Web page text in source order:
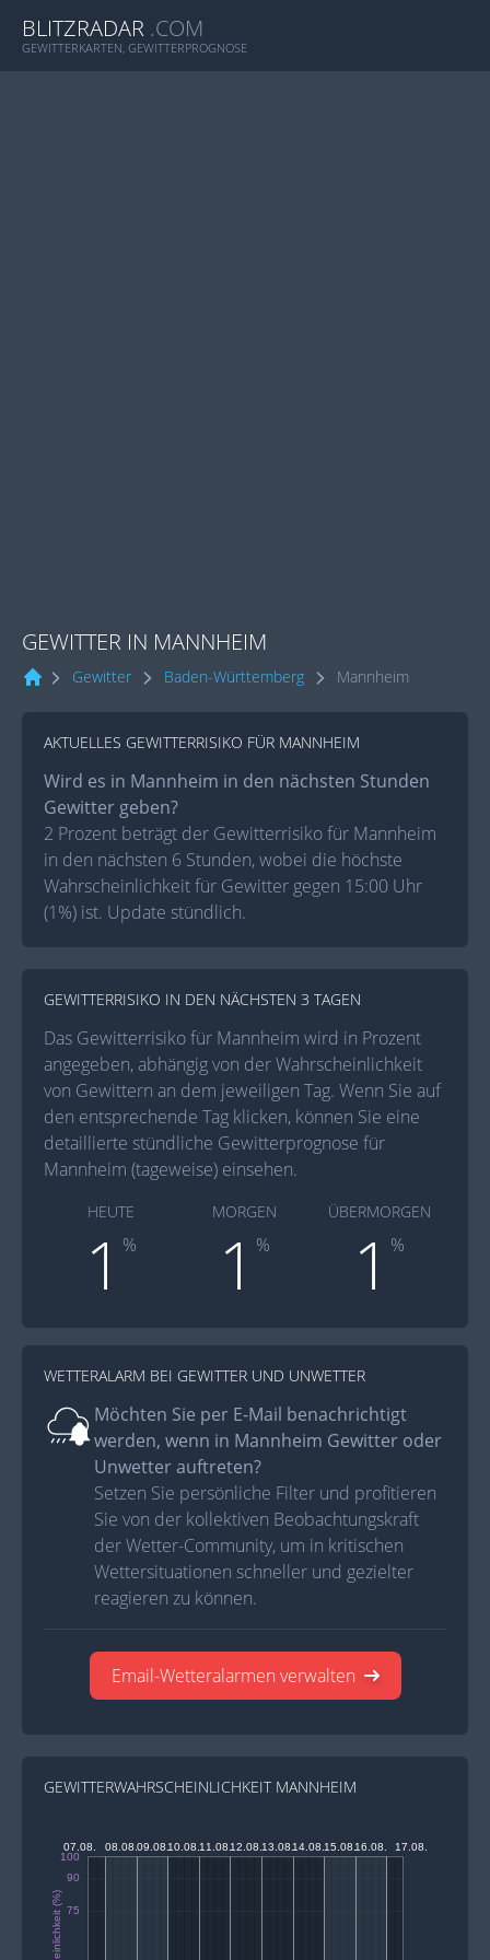
BLITZRADAR .COM
GEWITTERKARTEN, GEWITTERPROGNOSE
GEWITTER IN MANNHEIM
Gewitter Baden-Württemberg Mannheim
AKTUELLES GEWITTERRISIKO FÜR MANNHEIM
Wird es in Mannheim in den nächsten Stunden
Gewitter geben?
2 Prozent beträgt der Gewitterrisiko für Mannheim
in den nächsten 6 Stunden, wobei die höchste
Wahrscheinlichkeit für Gewitter gegen 15:00 Uhr
(1%) ist. Update stündlich.
GEWITTERRISIKO IN DEN NÄCHSTEN 3 TAGEN
Das Gewitterrisiko für Mannheim wird in Prozent
angegeben, abhängig von der Wahrscheinlichkeit
von Gewittern an dem jeweiligen Tag. Wenn Sie auf
den entsprechende Tag klicken, können Sie eine
detaillierte stündliche Gewitterprognose für
Mannheim (tageweise) einsehen.
HEUTE
1 %
MORGEN
1 %
ÜBERMORGEN
1 %
WETTERALARM BEI GEWITTER UND UNWETTER
Möchten Sie per E-Mail benachrichtigt
werden, wenn in Mannheim Gewitter oder
Unwetter auftreten?
Setzen Sie persönliche Filter und profitieren
Sie von der kollektiven Beobachtungskraft
der Wetter-Community, um in kritischen
Wettersituationen schneller und gezielter
reagieren zu können.
Email-Wetteralarmen verwalten
GEWITTERWAHRSCHEINLICHKEIT MANNHEIM
07.08. 08.08.09.08.10.08.11.08.12.08.13.08.14.08.15.08.16.08. 17.08.
75
90
100